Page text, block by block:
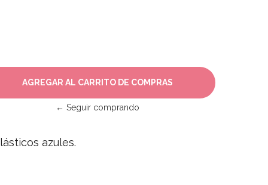
← Seguir comprando
azules.